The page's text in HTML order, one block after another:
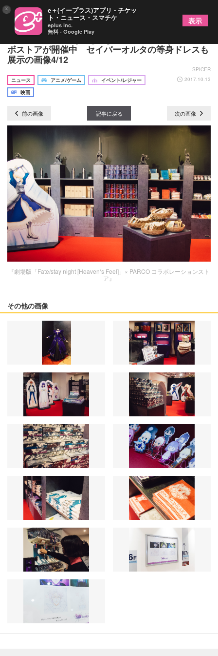
劇場版『Fate/stay night [Heaven‘s Feel]』のコラ
ボストアが開催中 セイバーオルタの等身ドレスも
展示の画像4/12
SPICER
ニュース
アニメ/ゲーム
イベント/レジャー
映画
2017.10.13
前の画像 記事に戻る 次の画像
『劇場版「Fate/stay night [Heaven‘s Feel]」× PARCO コラボレーションスト
ア』
その他の画像
× e＋(イープラス)アプリ - チケッ
ト・ニュース・スマチケ
eplus inc.
無料 - Google Play
表示